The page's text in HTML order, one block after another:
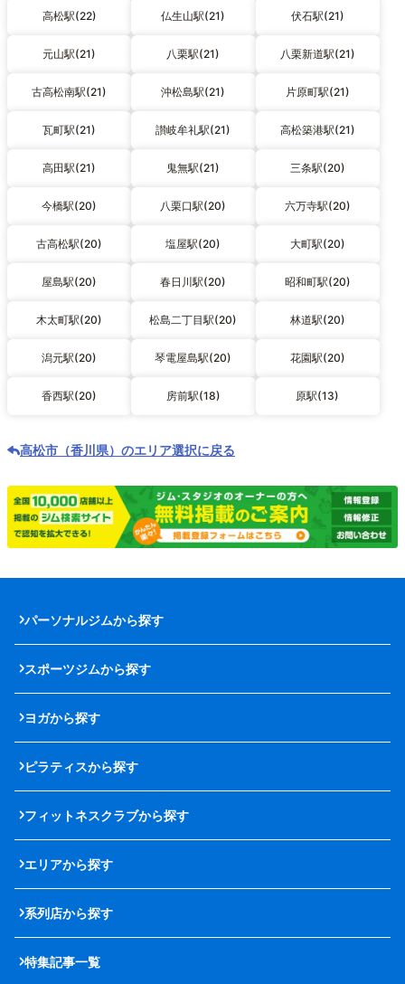
高松駅(22) 仏生山駅(21) 伏石駅(21)
元山駅(21) 八栗駅(21) 八栗新道駅(21)
古高松南駅(21) 沖松島駅(21) 片原町駅(21)
瓦町駅(21) 讃岐牟礼駅(21) 高松築港駅(21)
高田駅(21) 鬼無駅(21) 三条駅(20)
今橋駅(20) 八栗口駅(20) 六万寺駅(20)
古高松駅(20) 塩屋駅(20) 大町駅(20)
屋島駅(20) 春日川駅(20) 昭和町駅(20)
木太町駅(20) 松島二丁目駅(20) 林道駅(20)
潟元駅(20) 琴電屋島駅(20) 花園駅(20)
香西駅(20) 房前駅(18) 原駅(13)
高松市（香川県）のエリア選択に戻る
パーソナルジムから探す
スポーツジムから探す
ヨガから探す
ピラティスから探す
フィットネスクラブから探す
エリアから探す
系列店から探す
特集記事一覧